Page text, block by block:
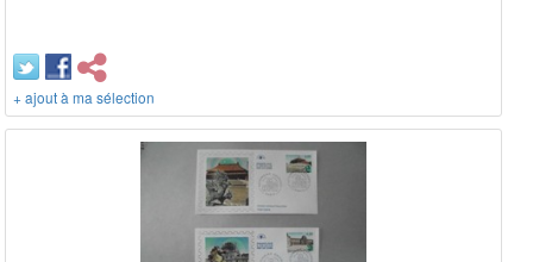
+ ajout à ma sélection